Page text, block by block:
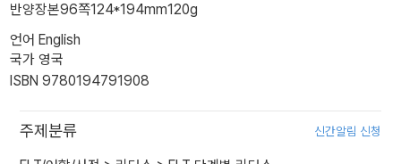
반양장본96쪽124*194mm120g
언어 English
국가 영국
ISBN 9780194791908
주제분류 신간알림 신청